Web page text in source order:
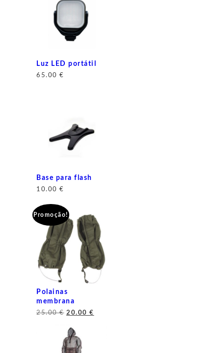
Luz LED portátil
65.00 €
Base para flash
10.00 €
Promoção!
Polainas
membrana
25.00€ O
era:
25.00 €.
20.00 €